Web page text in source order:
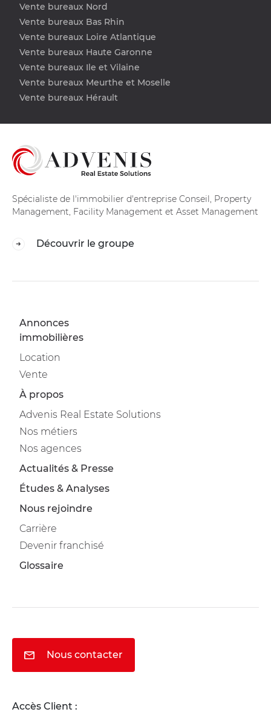
Vente bureaux Nord
Vente bureaux Bas Rhin
Vente bureaux Loire Atlantique
Vente bureaux Haute Garonne
Vente bureaux Ile et Vilaine
Vente bureaux Meurthe et Moselle
Vente bureaux Hérault
Spécialiste de l'immobilier d'entreprise Conseil, Property
Management, Facility Management et Asset Management
Découvrir le groupe
Annonces
immobilières
Location
Vente
À propos
Advenis Real Estate Solutions
Nos métiers
Nos agences
Actualités & Presse
Études & Analyses
Nous rejoindre
Carrière
Devenir franchisé
Glossaire
Nous contacter
Accès Client :